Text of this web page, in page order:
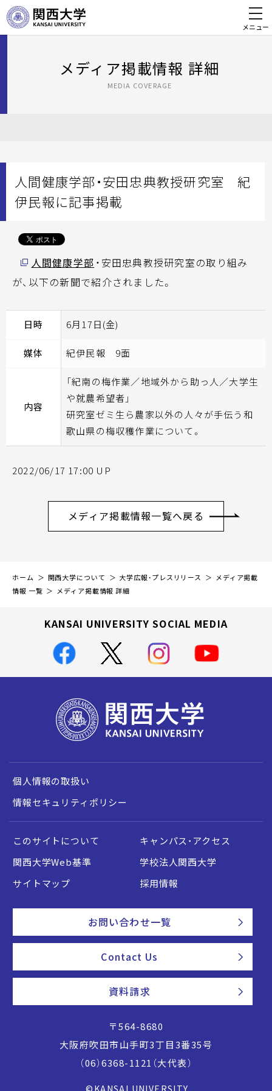
メニュー
メディア掲載情報 詳細
MEDIA COVERAGE
人間健康学部・安田忠典教授研究室 紀
伊民報に記事掲載
人間健康学部 ・安田忠典教授研究室の取り組み
が、以下の新聞で紹介されました。
日時 6月17日(金)
媒体 紀伊民報 9面
内容
「紀南の梅作業／地域外から助っ人／大学生
や就農希望者」
研究室ゼミ生ら農家以外の人々が手伝う和
歌山県の梅収穫作業について。
2022/06/17 17:00 UP
メディア掲載情報一覧へ戻る
ホーム 関西大学について 大学広報・プレスリリース
メディア掲載
情報 一覧
メディア掲載情報 詳細
KANSAI UNIVERSITY SOCIAL MEDIA
個人情報の取扱い
情報セキュリティポリシー
このサイトについて
キャンパス・アクセス
関西大学Web基準
学校法人関西大学
サイトマップ
採用情報
お問い合わせ一覧
Contact Us
資料請求
〒564-8680
大阪府吹田市山手町3丁目3番35号
（06）6368-1121（大代表）
©KANSAI UNIVERSITY